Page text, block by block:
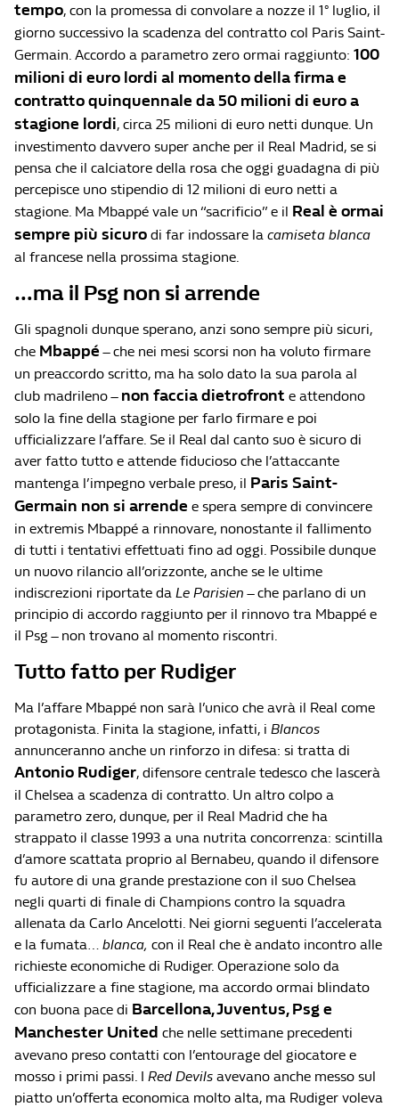
tempo, con la promessa di convolare a nozze il 1° luglio, il
giorno successivo la scadenza del contratto col Paris Saint-
Germain. Accordo a parametro zero ormai raggiunto: 100
milioni di euro lordi al momento della firma e
contratto quinquennale da 50 milioni di euro a
stagione lordi, circa 25 milioni di euro netti dunque. Un
investimento davvero super anche per il Real Madrid, se si
pensa che il calciatore della rosa che oggi guadagna di più
percepisce uno stipendio di 12 milioni di euro netti a
stagione. Ma Mbappé vale un “sacrificio” e il Real è ormai
sempre più sicuro di far indossare la camiseta blanca
al francese nella prossima stagione.
…ma il Psg non si arrende
Gli spagnoli dunque sperano, anzi sono sempre più sicuri,
che Mbappé – che nei mesi scorsi non ha voluto firmare
un preaccordo scritto, ma ha solo dato la sua parola al
club madrileno – non faccia dietrofront e attendono
solo la fine della stagione per farlo firmare e poi
ufficializzare l’affare. Se il Real dal canto suo è sicuro di
aver fatto tutto e attende fiducioso che l’attaccante
mantenga l’impegno verbale preso, il Paris Saint-
Germain non si arrende e spera sempre di convincere
in extremis Mbappé a rinnovare, nonostante il fallimento
di tutti i tentativi effettuati fino ad oggi. Possibile dunque
un nuovo rilancio all’orizzonte, anche se le ultime
indiscrezioni riportate da Le Parisien – che parlano di un
principio di accordo raggiunto per il rinnovo tra Mbappé e
il Psg – non trovano al momento riscontri.
Tutto fatto per Rudiger
Ma l’affare Mbappé non sarà l’unico che avrà il Real come
protagonista. Finita la stagione, infatti, i Blancos
annunceranno anche un rinforzo in difesa: si tratta di
Antonio Rudiger, difensore centrale tedesco che lascerà
il Chelsea a scadenza di contratto. Un altro colpo a
parametro zero, dunque, per il Real Madrid che ha
strappato il classe 1993 a una nutrita concorrenza: scintilla
d’amore scattata proprio al Bernabeu, quando il difensore
fu autore di una grande prestazione con il suo Chelsea
negli quarti di finale di Champions contro la squadra
allenata da Carlo Ancelotti. Nei giorni seguenti l’accelerata
e la fumata… blanca, con il Real che è andato incontro alle
richieste economiche di Rudiger. Operazione solo da
ufficializzare a fine stagione, ma accordo ormai blindato
con buona pace di Barcellona, Juventus, Psg e
Manchester United che nelle settimane precedenti
avevano preso contatti con l’entourage del giocatore e
mosso i primi passi. I Red Devils avevano anche messo sul
piatto un’offerta economica molto alta, ma Rudiger voleva